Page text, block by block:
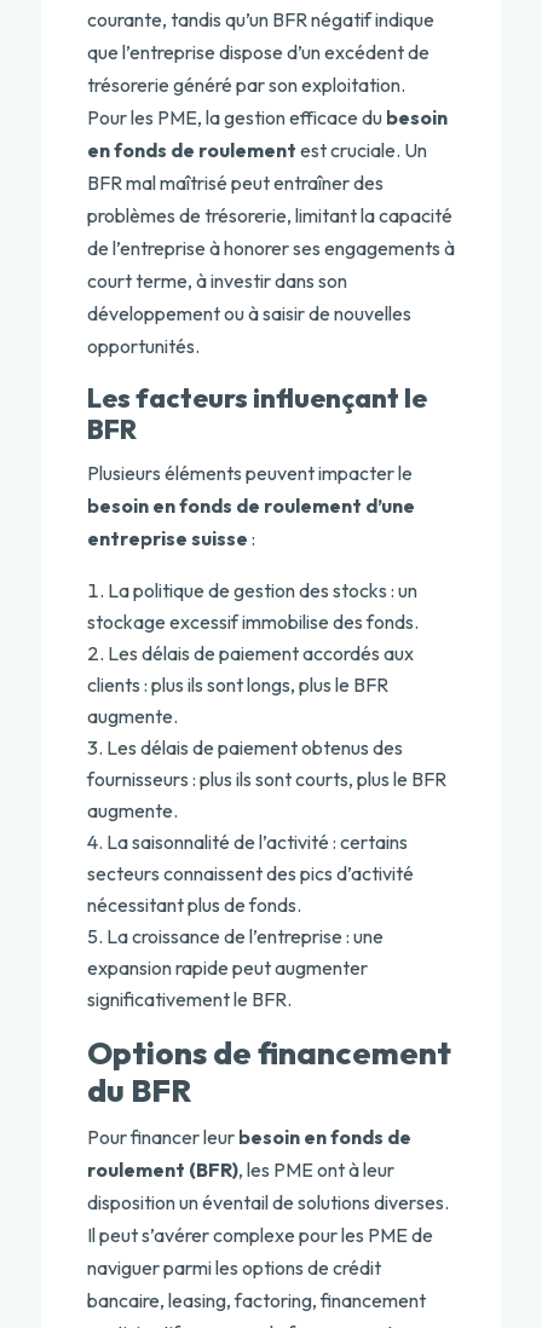
courante, tandis qu’un BFR négatif indique
que l’entreprise dispose d’un excédent de
trésorerie généré par son exploitation.
Pour les PME, la gestion efficace du besoin
en fonds de roulement est cruciale. Un
BFR mal maîtrisé peut entraîner des
problèmes de trésorerie, limitant la capacité
de l’entreprise à honorer ses engagements à
court terme, à investir dans son
développement ou à saisir de nouvelles
opportunités.
Les facteurs influençant le
BFR
Plusieurs éléments peuvent impacter le
besoin en fonds de roulement d’une
entreprise suisse :
La politique de gestion des stocks : un
stockage excessif immobilise des fonds.
Les délais de paiement accordés aux
clients : plus ils sont longs, plus le BFR
augmente.
Les délais de paiement obtenus des
fournisseurs : plus ils sont courts, plus le BFR
augmente.
La saisonnalité de l’activité : certains
secteurs connaissent des pics d’activité
nécessitant plus de fonds.
La croissance de l’entreprise : une
expansion rapide peut augmenter
significativement le BFR.
Options de financement
du BFR
Pour financer leur besoin en fonds de
roulement (BFR), les PME ont à leur
disposition un éventail de solutions diverses.
Il peut s’avérer complexe pour les PME de
naviguer parmi les options de crédit
bancaire, leasing, factoring, financement